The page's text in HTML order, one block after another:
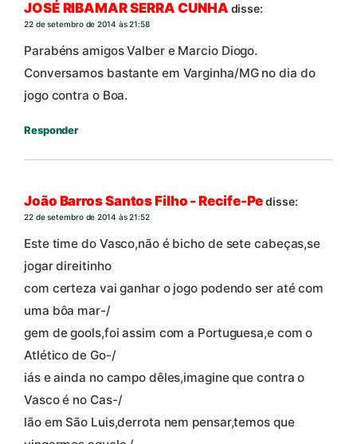
JOSÉ RIBAMAR SERRA CUNHA disse:
22 de setembro de 2014 às 21:58
Parabéns amigos Valber e Marcio Diogo.
Conversamos bastante em Varginha/MG no dia do
jogo contra o Boa.
Responder
João Barros Santos Filho - Recife-Pedisse:
22 de setembro de 2014 às 21:52
Este time do Vasco,não é bicho de sete cabeças,se
jogar direitinho
com certeza vai ganhar o jogo podendo ser até com
uma bôa mar-/
gem de gools,foi assim com a Portuguesa,e com o
Atlético de Go-/
iás e ainda no campo dêles,imagine que contra o
Vasco é no Cas-/
lão em São Luis,derrota nem pensar,temos que